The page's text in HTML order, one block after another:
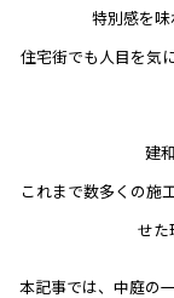
特別感を味
住宅街でも人目を気
建
これまで数多くの施
せた
本記事では、中庭の